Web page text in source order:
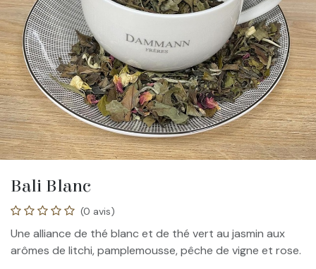
Bali Blanc
(0 avis)
Une alliance de thé blanc et de thé vert au jasmin aux
arômes de litchi, pamplemousse, pêche de vigne et rose.